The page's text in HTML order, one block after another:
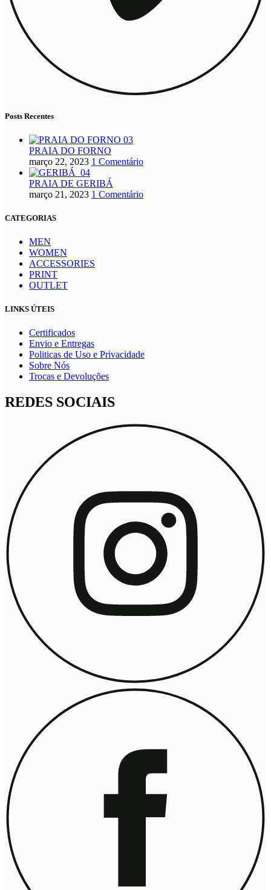
Posts Recentes
PRAIA DO FORNO
março 22, 2023 1 Comentário
PRAIA DE GERIBÁ
março 21, 2023 1 Comentário
CATEGORIAS
MEN
WOMEN
ACCESSORIES
PRINT
OUTLET
LINKS ÚTEIS
Certificados
Envio e Entregas
Politicas de Uso e Privacidade
Sobre Nós
Trocas e Devoluções
REDES SOCIAIS